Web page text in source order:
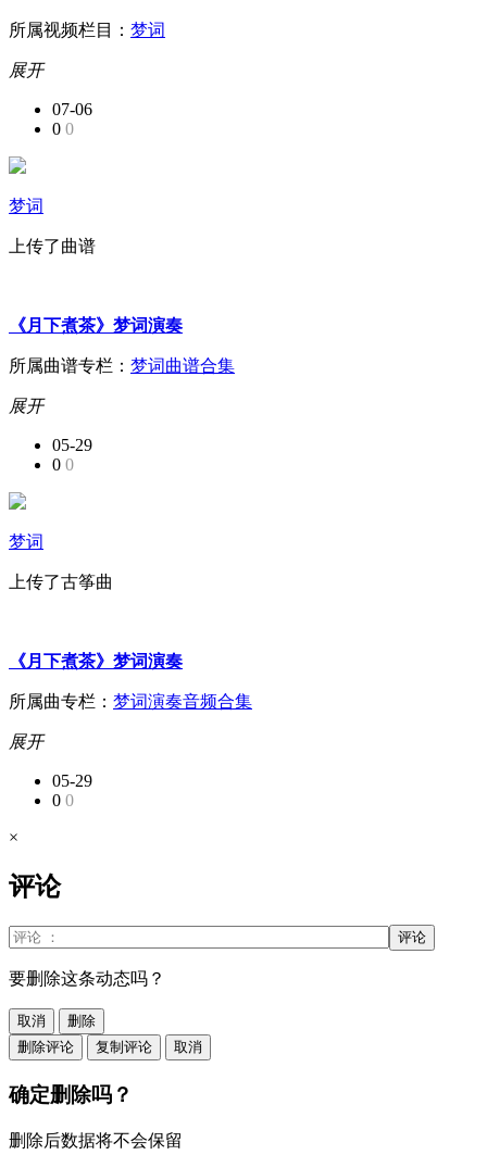
所属视频栏目： 梦词
展开
07-06
0 0
梦词
上传了曲谱
《月下煮茶》梦词演奏
所属曲谱专栏： 梦词曲谱合集
展开
05-29
0 0
梦词
上传了古筝曲
《月下煮茶》梦词演奏
所属曲专栏： 梦词演奏音频合集
展开
05-29
0 0
×
评论
评论
要删除这条动态吗？
取消
删除
删除评论
复制评论 取消
确定删除吗？
删除后数据将不会保留